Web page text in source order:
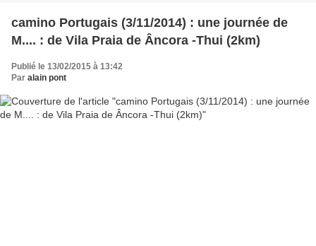
camino Portugais (3/11/2014) : une journée de
M.... : de Vila Praia de Âncora -Thui (2km)
Publié le 13/02/2015 à 13:42
Par alain pont